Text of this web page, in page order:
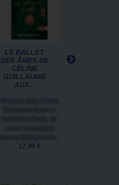
LE BALLET
DES ÂMES DE
CÉLINE
GUILLAUME
AUX...
Plongez avec Céline
Guillaume dans Le
Ballet des Âmes, un
roman fantastique
dans la Bretagne du...
17,00 €